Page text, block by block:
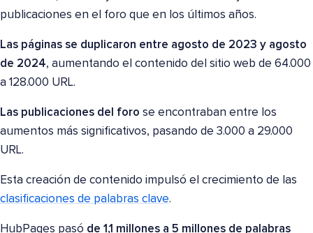
publicaciones en el foro que en los últimos años.
Las páginas se duplicaron entre agosto de 2023 y agosto
de 2024, aumentando el contenido del sitio web de 64.000
a 128.000 URL.
Las publicaciones del foro se encontraban entre los
aumentos más significativos, pasando de 3.000 a 29.000
URL.
Esta creación de contenido impulsó el crecimiento de las
clasificaciones de palabras clave.
HubPages pasó de 1,1 millones a 5 millones de palabras